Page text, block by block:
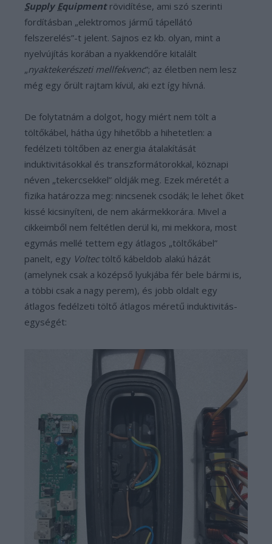
Supply Equipmentrövidítése, ami szó szerinti
fordításban „elektromos jármű tápellátó
felszerelés”-t jelent. Sajnos ez kb. olyan, mint a
nyelvújítás korában a nyakkendőre kitalált
„nyaktekerészeti mellfekvenc”; az életben nem lesz
még egy őrült rajtam kívül, aki ezt így hívná.
De folytatnám a dolgot, hogy miért nem tölt a
töltőkábel, hátha úgy hihetőbb a hihetetlen: a
fedélzeti töltőben az energia átalakítását
induktivitásokkal és transzformátorokkal, köznapi
néven „tekercsekkel” oldják meg. Ezek méretét a
fizika határozza meg: nincsenek csodák; le lehet őket
kissé kicsinyíteni, de nem akármekkorára. Mivel a
cikkeimből nem feltétlen derül ki, mi mekkora, most
egymás mellé tettem egy átlagos „töltőkábel”
panelt, egy Voltectöltő kábeldob alakú házát
(amelynek csak a középső lyukjába fér bele bármi is,
a többi csak a nagy perem), és jobb oldalt egy
átlagos fedélzeti töltő átlagos méretű induktivitás-
egységét: